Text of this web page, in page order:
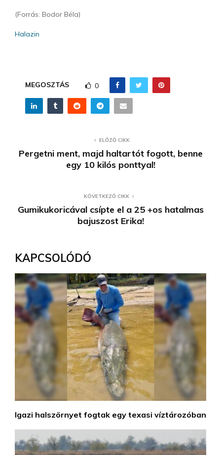
(Forrás: Bodor Béla)
Halazin
MEGOSZTÁS 0
ELŐZŐ CIKK
Pergetni ment, majd haltartót fogott, benne
egy 10 kilós ponttyal!
KÖVETKEZŐ CIKK
Gumikukoricával csípte el a 25 +os hatalmas
bajuszost Erika!
KAPCSOLÓDÓ
Igazi halszörnyet fogtak egy texasi víztározóban